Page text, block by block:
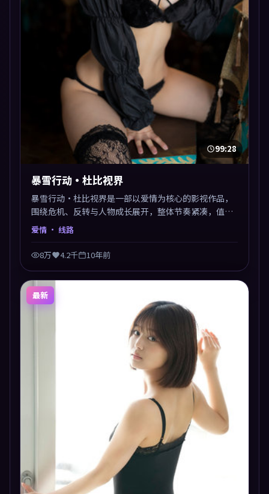
99:28
暴雪行动·杜比视界
暴雪行动·杜比视界是一部以爱情为核心的影视作品，
围绕危机、反转与人物成长展开，整体节奏紧凑，值得
推荐观看。
爱情 · 线路
8万 4.2千 10年前
最新